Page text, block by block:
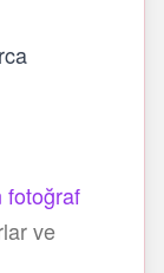
fotoğraf
ve